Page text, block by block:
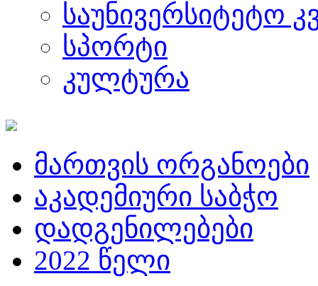
საუნივერსიტეტო
სპორტი
კულტურა
მართვის ორგანოები
აკადემიური საბჭო
დადგენილებები
2022 წელი